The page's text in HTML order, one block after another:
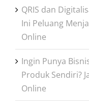
QRIS dan
Ini Peluang
Online
Ingin Punya
Produk Sendiri?
Online